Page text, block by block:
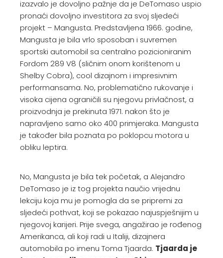
izazvalo je dovoljno pažnje da je DeTomaso uspio
pronaći dovoljno investitora za svoj sljedeći
projekt – Mangusta. Predstavljena 1966. godine,
Mangusta je bila vrlo sposoban i suvremen
sportski automobil sa centralno pozicioniranim
Fordom 289 V8 (sličnim onom korištenom u
Shelby Cobra), cool dizajnom i impresivnim
performansama. No, problematično rukovanje i
visoka cijena ograničili su njegovu privlačnost, a
proizvodnja je prekinuta 1971. nakon što je
napravljeno samo oko 400 primjeraka. Mangusta
je također bila poznata po poklopcu motora u
obliku leptira.
No, Mangusta je bila tek početak, a Alejandro
DeTomaso je iz tog projekta naučio vrijednu
lekciju koja mu je pomogla da se pripremi za
sljedeći pothvat, koji se pokazao najuspješnijim u
njegovoj karijeri. Prije svega, angažirao je rođenog
Amerikanca, ali koji radi u Italiji, dizajnera
automobila po imenu Toma Tjaarda. Tjaarda je